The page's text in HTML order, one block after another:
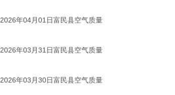
2026年04月01日富民县空气质量
2026年03月31日富民县空气质量
2026年03月30日富民县空气质量